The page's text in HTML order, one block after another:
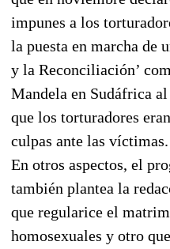
impunes a los
la puesta en marcha de
y la Reconciliación’
Mandela en Sudáfrica
que los torturadores
culpas ante las víctimas.
En otros aspectos, el
también plantea la
que regularice el
homosexuales y otro